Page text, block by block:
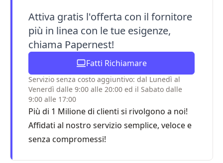
Attiva gratis l'offerta con il fornitore
più in linea con le tue esigenze,
chiama Papernest!
Fatti Richiamare
Servizio senza costo aggiuntivo: dal Lunedì al
Venerdì dalle 9:00 alle 20:00 ed il Sabato dalle
9:00 alle 17:00
Più di 1 Milione di clienti si rivolgono a noi!
Affidati al nostro servizio semplice, veloce e
senza compromessi!